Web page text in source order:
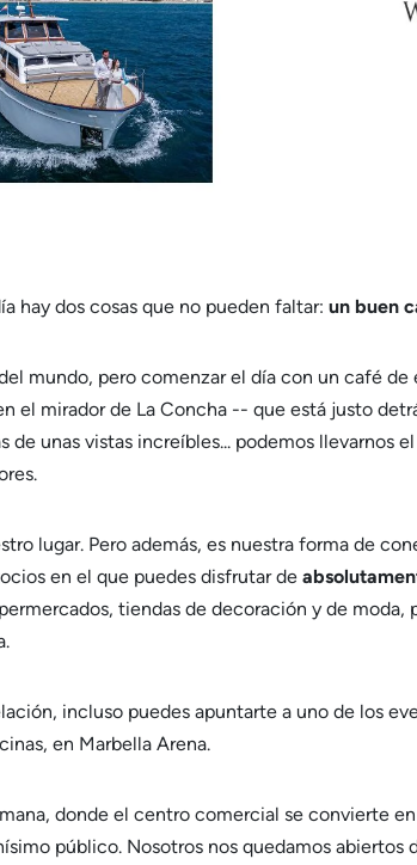
hay dos cosas que no pueden faltar: un buen
mundo, pero comenzar el día con un café
el mirador de La Concha -- que está justo
unas vistas increíbles... podemos llevarnos
lugar. Pero además, es nuestra forma de
en el que puedes disfrutar de
tiendas de decoración y de moda,
incluso puedes apuntarte a uno de los
en Marbella Arena.
donde el centro comercial se convierte
público. Nosotros nos quedamos abiertos